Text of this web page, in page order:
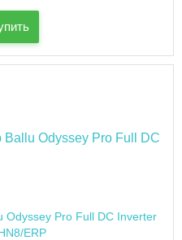
Odyssey Pro Full DC Inverter
ERP